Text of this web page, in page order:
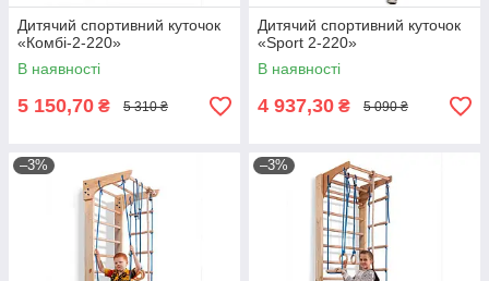
Дитячий спортивний куточок
«Комбі-2-220»
В наявності
5 150,70 ₴ 5 310 ₴
Дитячий спортивний куточок
«Sport 2-220»
В наявності
4 937,30 ₴ 5 090 ₴
–3% –3%